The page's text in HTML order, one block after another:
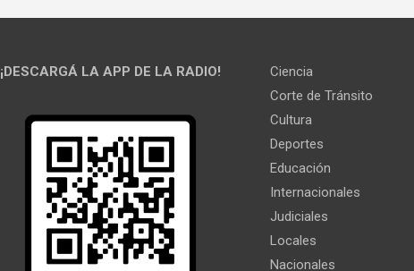
¡DESCARGÁ LA APP DE LA RADIO!
Ciencia
Corte de Tránsito
Cultura
Deportes
Educación
Internacionales
Judiciales
Locales
Nacionales